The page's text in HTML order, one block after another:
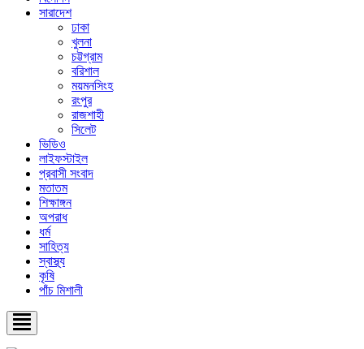
সারাদেশ
ঢাকা
খুলনা
চট্টগ্রাম
বরিশাল
ময়মনসিংহ
রংপুর
রাজশাহী
সিলেট
ভিডিও
লাইফস্টাইল
প্রবাসী সংবাদ
মতাতম
শিক্ষাঙ্গন
অপরাধ
ধর্ম
সাহিত্য
স্বাস্থ্য
কৃষি
পাঁচ মিশালী